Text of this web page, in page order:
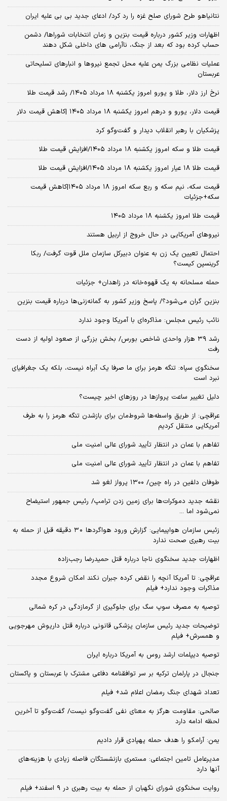
نتانیاهو طرح شورای صلح غزه را رد کرد/ ادعای جدید بی بی علیه ایران
اظهارات وزیر کشور درباره قیمت بنزین و زمان انتخابات شوراها/ دشمن
حساب کرده بود که بعد از جنگ، ناآرامی‌ های داخلی شکل دهند
عملیات نظامی بزرگ یمن علیه محل تجمع نیروها و انبارهای تسلیحاتی
عربستان
نرخ ارز دلار، طلا و یورو امروز یکشنبه ۱۸ مرداد ۱۴۰۵/ رشد قیمت طلا
قیمت دلار، یورو و درهم امروز یکشنبه ۱۸ مرداد ۱۴۰۵ |کاهش قیمت دلار
پزشکیان با رهبر انقلاب دیدار و گفت‌وگو کرد
قیمت طلا و سکه امروز یکشنبه ۱۸ مرداد ۱۴۰۵/افزایش قیمت طلا
قیمت طلا ۱۸ عیار امروز یکشنبه ۱۸ مرداد ۱۴۰۵/افزایش قیمت طلا
قیمت سکه، نیم سکه و ربع سکه امروز ۱۸ مرداد ۱۴۰۵|کاهش قیمت
سکه+جزئیات
قیمت طلا امروز یکشنبه ۱۸ مرداد ۱۴۰۵
نیروهای آمریکایی در حال خروج از اربیل هستند
احتمال تعیین یک زن به عنوان دبیرکل سازمان ملل قوت گرفت/ ربکا
گرینسپن کیست؟
حمله مسلحانه به یک قهوه‌خانه در زاهدان+ جزئیات
بنزین گران می‌شود؟/ پاسخ وزیر کشور به گمانه‌زنی‌ها درباره قیمت بنزین
نائب رئیس مجلس: مذاکره‌ای با آمریکا وجود ندارد
رشد ۳۹ هزار واحدی شاخص بورس/ بخش بزرگی از صعود اولیه از دست
رفت
سخنگوی سپاه: تنگه هرمز برای ما صرفا یک آبراه نیست، بلکه یک جغرافیای
نبرد است
دلیل تغییر ساعت پروازها در روزهای اخیر چیست؟
عراقچی: از طریق واسطه‌ها شروط‌مان برای بازشدن تنگه هرمز را به طرف
آمریکایی منتقل کردیم
تفاهم با عمان در انتظار تأیید شورای عالی امنیت ملی
تفاهم با عمان در انتظار تأیید شورای عالی امنیت ملی
طوفان دلفین در راه چین/ ۱۳۰۰ پرواز لغو شد
نقشه جدید دموکرات‌ها برای زمین زدن ترامپ/ رئیس جمهور استیضاح
نمی‌شود اما ...
زئیس سازمان هواپیمایی: گزارش ورود هواگردها ٣٠ دقیقه قبل از حمله به
بیت رهبری صحت ندارد
اظهارات جدید سخنگوی ناجا درباره قتل حمیدرضا رجب‌زاده
عراقچی: تا آمریکا آنچه را نقض کرده جبران نکند امکان شروع مجدد
مذاکرات وجود ندارد+ فیلم
توصیه به مصرف سوپ سگ برای جلوگیری از گرمازدگی در کره شمالی
توضیحات جدید رئیس سازمان پزشکی قانونی درباره قتل داریوش مهرجویی
و همسرش+ فیلم
توصیه دیپلمات ارشد روس به آمریکا درباره ایران
جنجال در پارلمان ترکیه بر سر توافقنامه دفاعی مشترک با عربستان و پاکستان
تعداد شهدای جنگ رمضان اعلام شد+ فیلم
صالحی: مقاومت هرگز به معنای نفی گفت‌وگو نیست/ گفت‌وگو تا آخرین
لحظه ادامه دارد
یمن: آرامکو را هدف حمله پهپادی قرار دادیم
مدیرعامل تامین اجتماعی: مستمری بازنشستگان فاصله زیادی با هزینه‌های
آنها دارد
روایت سخنگوی شورای نگهبان از حمله به بیت رهبری در ۹ اسفند+ فیلم